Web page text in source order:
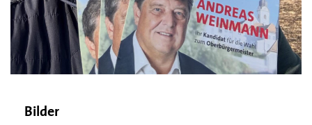
Bilder